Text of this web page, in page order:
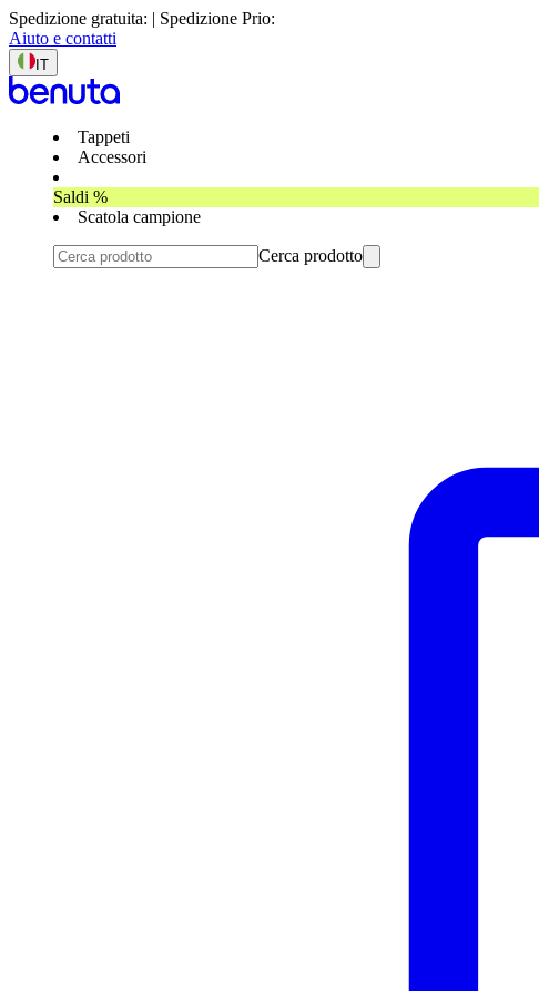
Spedizione gratuita: | Spedizione Prio:
Aiuto e contatti
IT
Tappeti
Accessori
Saldi %
Scatola campione
Cerca prodotto